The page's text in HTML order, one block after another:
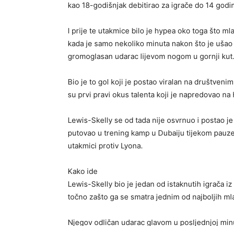
kao 18-godišnjak debitirao za igrače do 14
I prije te utakmice bilo je hypea oko toga što
kada je samo nekoliko minuta nakon što je
gromoglasan udarac lijevom nogom u gornji kut.
Bio je to gol koji je postao viralan na
su prvi pravi okus talenta koji je napredovao na
Lewis-Skelly se od tada nije osvrnuo i postao
putovao u trening kamp u Dubaiju tijekom
utakmici protiv Lyona.
Kako ide
Lewis-Skelly bio je jedan od istaknutih igrača
točno zašto ga se smatra jednim od najboljih
Njegov odličan udarac glavom u posljednjoj